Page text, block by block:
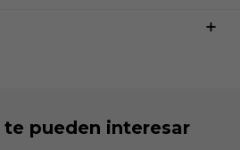
pueden interesar